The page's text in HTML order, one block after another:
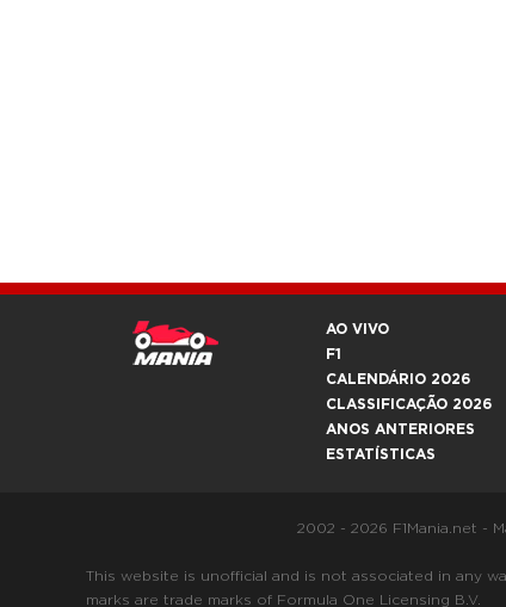
AO VIVO
F1
CALENDÁRIO 2026
CLASSIFICAÇÃO 2026
ANOS ANTERIORES
ESTATÍSTICAS
2002 - 2026 F1Mania.net -
This website is unofficial and is not associated in any way
marks are trade marks of Formula One Licensing B.V.